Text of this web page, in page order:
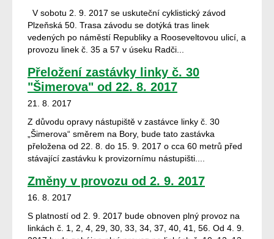
V sobotu 2. 9. 2017 se uskuteční cyklistický závod
Plzeňská 50. Trasa závodu se dotýká tras linek
vedených po náměstí Republiky a Rooseveltovou ulicí, a
provozu linek č. 35 a 57 v úseku Radči...
Přeložení zastávky linky č. 30
"Šimerova" od 22. 8. 2017
21. 8. 2017
Z důvodu opravy nástupiště v zastávce linky č. 30
„Šimerova“ směrem na Bory, bude tato zastávka
přeložena od 22. 8. do 15. 9. 2017 o cca 60 metrů před
stávající zastávku k provizornímu nástupišti....
Změny v provozu od 2. 9. 2017
16. 8. 2017
S platností od 2. 9. 2017 bude obnoven plný provoz na
linkách č. 1, 2, 4, 29, 30, 33, 34, 37, 40, 41, 56. Od 4. 9.